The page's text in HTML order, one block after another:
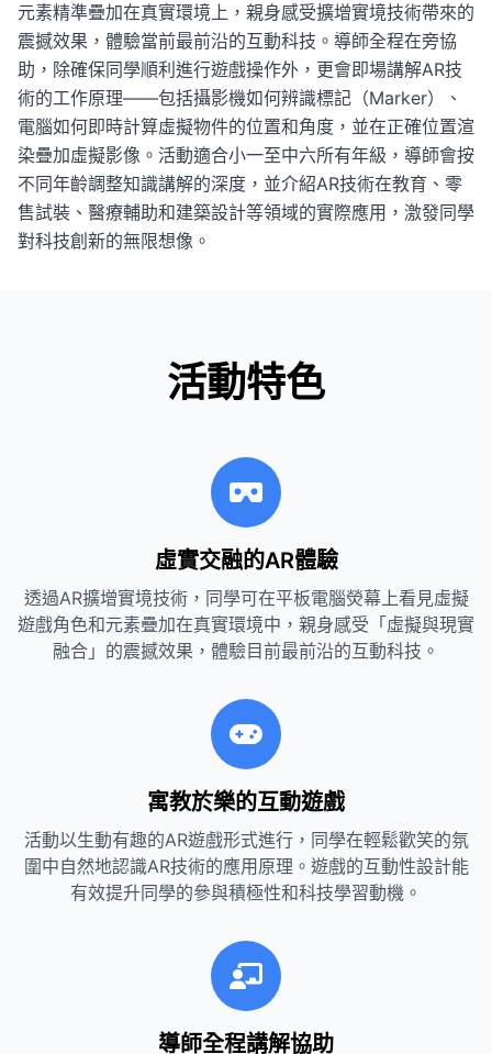
元素精準疊加在真實環境上，親身感受擴增實境技術帶來的
震撼效果，體驗當前最前沿的互動科技。導師全程在旁協
助，除確保同學順利進行遊戲操作外，更會即場講解AR技
術的工作原理——包括攝影機如何辨識標記（Marker）、
電腦如何即時計算虛擬物件的位置和角度，並在正確位置渲
染疊加虛擬影像。活動適合小一至中六所有年級，導師會按
不同年齡調整知識講解的深度，並介紹AR技術在教育、零
售試裝、醫療輔助和建築設計等領域的實際應用，激發同學
對科技創新的無限想像。
活動特色
虛實交融的AR體驗
透過AR擴增實境技術，同學可在平板電腦熒幕上看見虛擬
遊戲角色和元素疊加在真實環境中，親身感受「虛擬與現實
融合」的震撼效果，體驗目前最前沿的互動科技。
寓教於樂的互動遊戲
活動以生動有趣的AR遊戲形式進行，同學在輕鬆歡笑的氛
圍中自然地認識AR技術的應用原理。遊戲的互動性設計能
有效提升同學的參與積極性和科技學習動機。
導師全程講解協助